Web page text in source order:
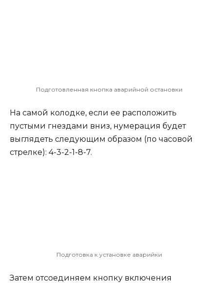
Подготовленная кнопка аварийной остановки
На самой колодке, если ее расположить
пустыми гнездами вниз, нумерация будет
выглядеть следующим образом (по часовой
стрелке): 4-3-2-1-8-7.
Подготовка к установке аварийки
Затем отсоединяем кнопку включения